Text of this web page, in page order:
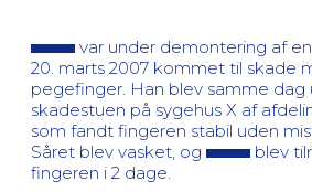
var under demontering af
20. marts 2007 kommet til skade
pegefinger. Han blev samme dag
skadestuen på sygehus X af
som fandt fingeren stabil uden
Såret blev vasket, og
blev
fingeren i 2 dage.